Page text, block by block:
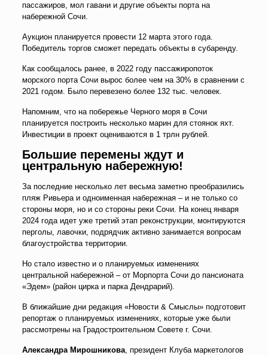
пассажиров, мол гавани и другие объекты порта на
набережной Сочи.
Аукцион планируется провести 12 марта этого года.
Победитель торгов сможет передать объекты в субаренду.
Как сообщалось ранее, в 2022 году пассажиропоток
морского порта Сочи вырос более чем на 30% в сравнении с
2021 годом. Было перевезено более 132 тыс. человек.
Напомним, что на побережье Черного моря в Сочи
планируется построить несколько марин для стоянок яхт.
Инвестиции в проект оцениваются в 1 трлн рублей.
Большие перемены ждут и
центральную набережную!
За последние несколько лет весьма заметно преобразились
пляж Ривьера и одноименная набережная – и не только со
стороны моря, но и со стороны реки Сочи. На конец января
2024 года идет уже третий этап реконструкции, монтируются
перголы, лавочки, подрядчик активно занимается вопросам
благоустройства территории.
Но стало известно и о планируемых изменениях
центральной набережной – от Морпорта Сочи до пансионата
«Эдем» (район цирка и парка Дендрарий).
В ближайшие дни редакция «Новости & Смыслы» подготовит
репортаж о планируемых изменениях, которые уже были
рассмотрены на Градостроительном Совете г. Сочи.
Александра Мирошникова, президент Клуба маркетологов